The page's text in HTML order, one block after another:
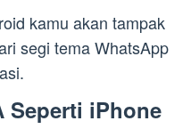
kamu akan tampak
segi tema WhatsApp
Seperti iPhone